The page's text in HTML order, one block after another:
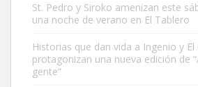
Busco adopción responsable para mi perra.
hembra, 4 años. Por motivos personales ...
Leales.org » Gran Canaria
St. Pedro y Siroko amenizan este
una noche de verano en El Tablero
Historias que dan vida a Ingenio y El
protagonizan una nueva edición de
gente”